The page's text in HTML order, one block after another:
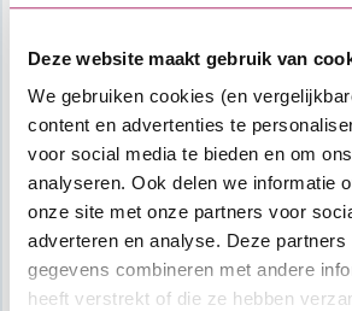
Deze website maakt gebruik van
We gebruiken cookies (en
content en advertenties te
voor social media te bieden en om
analyseren. Ook delen we informatie
onze site met onze partners voor
adverteren en analyse. Deze partners
gegevens combineren met andere
heeft verstrekt of die ze hebben
Wij verstrekken alleen
met annuïtaire aflossing.
Schematische weergave van
aflossing: